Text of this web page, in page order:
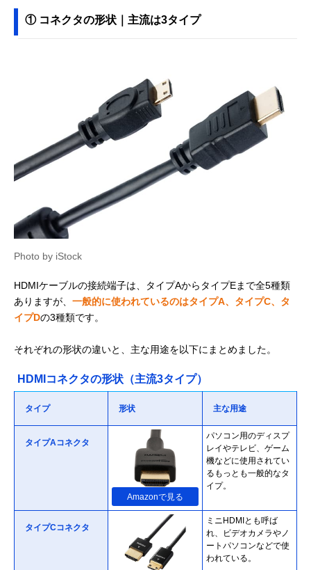
① コネクタの形状｜主流は3タイプ
Photo by iStock
HDMIケーブルの接続端子は、タイプAからタイプEまで全5種類
ありますが、 一般的に使われているのはタイプA、タイプC、タ
イプDの3種類です。
それぞれの形状の違いと、主な用途を以下にまとめました。
HDMIコネクタの形状（主流3タイプ）
タイプ 形状 主な用途
タイプAコネクタ
Amazonで見る
パソコン用のディスプ
レイやテレビ、ゲーム
機などに使用されてい
るもっとも一般的なタ
イプ。
タイプCコネクタ
ミニHDMIとも呼ば
れ、ビデオカメラやノ
ートパソコンなどで使
われている。